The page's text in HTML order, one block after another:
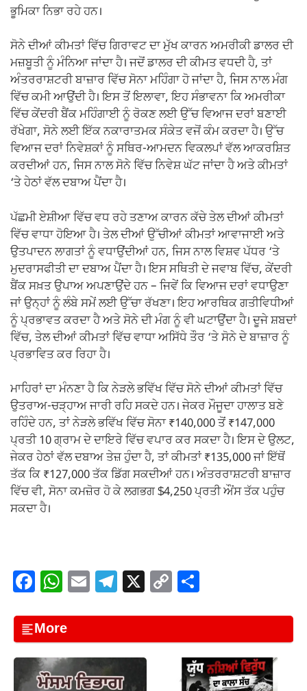
ਭੂਮਿਕਾ ਨਿਭਾ ਰਹੇ ਹਨ।
ਸੋਨੇ ਦੀਆਂ ਕੀਮਤਾਂ ਵਿੱਚ ਗਿਰਾਵਟ ਦਾ ਮੁੱਖ ਕਾਰਨ ਅਮਰੀਕੀ ਡਾਲਰ ਦੀ
ਮਜ਼ਬੂਤੀ ਨੂੰ ਮੰਨਿਆ ਜਾਂਦਾ ਹੈ। ਜਦੋਂ ਡਾਲਰ ਦੀ ਕੀਮਤ ਵਧਦੀ ਹੈ, ਤਾਂ
ਅੰਤਰਰਾਸ਼ਟਰੀ ਬਾਜ਼ਾਰ ਵਿੱਚ ਸੋਨਾ ਮਹਿੰਗਾ ਹੋ ਜਾਂਦਾ ਹੈ, ਜਿਸ ਨਾਲ ਮੰਗ
ਵਿੱਚ ਕਮੀ ਆਉਂਦੀ ਹੈ। ਇਸ ਤੋਂ ਇਲਾਵਾ, ਇਹ ਸੰਭਾਵਨਾ ਕਿ ਅਮਰੀਕਾ
ਵਿੱਚ ਕੇਂਦਰੀ ਬੈਂਕ ਮਹਿੰਗਾਈ ਨੂੰ ਰੋਕਣ ਲਈ ਉੱਚ ਵਿਆਜ ਦਰਾਂ ਬਣਾਈ
ਰੱਖੇਗਾ, ਸੋਨੇ ਲਈ ਇੱਕ ਨਕਾਰਾਤਮਕ ਸੰਕੇਤ ਵਜੋਂ ਕੰਮ ਕਰਦਾ ਹੈ। ਉੱਚ
ਵਿਆਜ ਦਰਾਂ ਨਿਵੇਸ਼ਕਾਂ ਨੂੰ ਸਥਿਰ-ਆਮਦਨ ਵਿਕਲਪਾਂ ਵੱਲ ਆਕਰਸ਼ਿਤ
ਕਰਦੀਆਂ ਹਨ, ਜਿਸ ਨਾਲ ਸੋਨੇ ਵਿੱਚ ਨਿਵੇਸ਼ ਘੱਟ ਜਾਂਦਾ ਹੈ ਅਤੇ ਕੀਮਤਾਂ
‘ਤੇ ਹੇਠਾਂ ਵੱਲ ਦਬਾਅ ਪੈਂਦਾ ਹੈ।
ਪੱਛਮੀ ਏਸ਼ੀਆ ਵਿੱਚ ਵਧ ਰਹੇ ਤਣਾਅ ਕਾਰਨ ਕੱਚੇ ਤੇਲ ਦੀਆਂ ਕੀਮਤਾਂ
ਵਿੱਚ ਵਾਧਾ ਹੋਇਆ ਹੈ। ਤੇਲ ਦੀਆਂ ਉੱਚੀਆਂ ਕੀਮਤਾਂ ਆਵਾਜਾਈ ਅਤੇ
ਉਤਪਾਦਨ ਲਾਗਤਾਂ ਨੂੰ ਵਧਾਉਂਦੀਆਂ ਹਨ, ਜਿਸ ਨਾਲ ਵਿਸ਼ਵ ਪੱਧਰ ‘ਤੇ
ਮੁਦਰਾਸਫੀਤੀ ਦਾ ਦਬਾਅ ਪੈਂਦਾ ਹੈ। ਇਸ ਸਥਿਤੀ ਦੇ ਜਵਾਬ ਵਿੱਚ, ਕੇਂਦਰੀ
ਬੈਂਕ ਸਖ਼ਤ ਉਪਾਅ ਅਪਣਾਉਂਦੇ ਹਨ – ਜਿਵੇਂ ਕਿ ਵਿਆਜ ਦਰਾਂ ਵਧਾਉਣਾ
ਜਾਂ ਉਨ੍ਹਾਂ ਨੂੰ ਲੰਬੇ ਸਮੇਂ ਲਈ ਉੱਚਾ ਰੱਖਣਾ। ਇਹ ਆਰਥਿਕ ਗਤੀਵਿਧੀਆਂ
ਨੂੰ ਪ੍ਰਭਾਵਤ ਕਰਦਾ ਹੈ ਅਤੇ ਸੋਨੇ ਦੀ ਮੰਗ ਨੂੰ ਵੀ ਘਟਾਉਂਦਾ ਹੈ। ਦੂਜੇ ਸ਼ਬਦਾਂ
ਵਿੱਚ, ਤੇਲ ਦੀਆਂ ਕੀਮਤਾਂ ਵਿੱਚ ਵਾਧਾ ਅਸਿੱਧੇ ਤੌਰ ‘ਤੇ ਸੋਨੇ ਦੇ ਬਾਜ਼ਾਰ ਨੂੰ
ਪ੍ਰਭਾਵਿਤ ਕਰ ਰਿਹਾ ਹੈ।
ਮਾਹਿਰਾਂ ਦਾ ਮੰਨਣਾ ਹੈ ਕਿ ਨੇੜਲੇ ਭਵਿੱਖ ਵਿੱਚ ਸੋਨੇ ਦੀਆਂ ਕੀਮਤਾਂ ਵਿੱਚ
ਉਤਰਾਅ-ਚੜ੍ਹਾਅ ਜਾਰੀ ਰਹਿ ਸਕਦੇ ਹਨ। ਜੇਕਰ ਮੌਜੂਦਾ ਹਾਲਾਤ ਬਣੇ
ਰਹਿੰਦੇ ਹਨ, ਤਾਂ ਨੇੜਲੇ ਭਵਿੱਖ ਵਿੱਚ ਸੋਨਾ ₹140,000 ਤੋਂ ₹147,000
ਪ੍ਰਤੀ 10 ਗ੍ਰਾਮ ਦੇ ਦਾਇਰੇ ਵਿੱਚ ਵਪਾਰ ਕਰ ਸਕਦਾ ਹੈ। ਇਸ ਦੇ ਉਲਟ,
ਜੇਕਰ ਹੇਠਾਂ ਵੱਲ ਦਬਾਅ ਤੇਜ਼ ਹੁੰਦਾ ਹੈ, ਤਾਂ ਕੀਮਤਾਂ ₹135,000 ਜਾਂ ਇੱਥੋਂ
ਤੱਕ ਕਿ ₹127,000 ਤੱਕ ਡਿੱਗ ਸਕਦੀਆਂ ਹਨ। ਅੰਤਰਰਾਸ਼ਟਰੀ ਬਾਜ਼ਾਰ
ਵਿੱਚ ਵੀ, ਸੋਨਾ ਕਮਜ਼ੋਰ ਹੋ ਕੇ ਲਗਭਗ $4,250 ਪ੍ਰਤੀ ਔਂਸ ਤੱਕ ਪਹੁੰਚ
ਸਕਦਾ ਹੈ।
F
c
e
b
W
at
s
A
E
ail
T
e
gr
a
X C
p
y
Li
ar
e
More